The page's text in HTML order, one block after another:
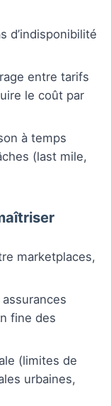
d’indisponibilité
entre tarifs
le coût par
à temps
(last mile,
marketplaces,
fine des
(limites de
urbaines,